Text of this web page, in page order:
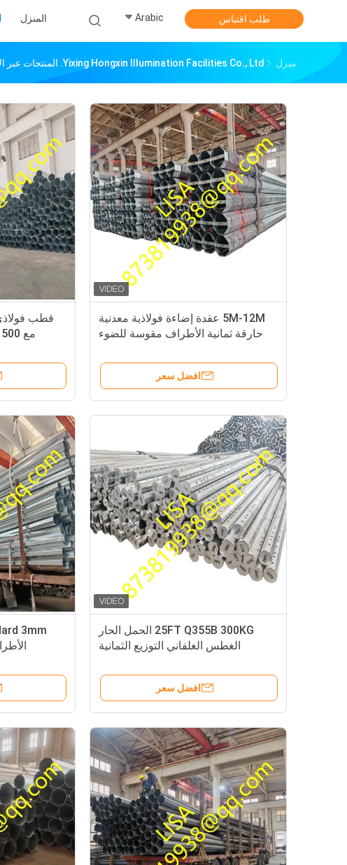
المنزل Arabic طلب اقتباس
منزل Yixing Hongxin Illumination Facilities Co., Ltd. المنتجات عبر الإنترنت
مع 500 كيلوغرام لخطوط التوزيع
5M-12M عقدة إضاءة فولاذية معدنية
حارقة ثمانية الأطراف مقوسة للضوء
افضل سعر
25FT Q355B 300KG الحمل الحار
الغطس الغلفاني التوزيع الثمانية
الكهربائية
افضل سعر